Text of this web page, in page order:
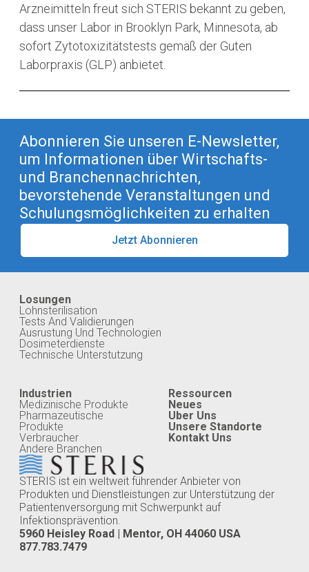
Arzneimitteln freut sich STERIS bekannt zu geben,
dass unser Labor in Brooklyn Park, Minnesota, ab
sofort Zytotoxizitätstests gemäß der Guten
Laborpraxis (GLP) anbietet.
Abonnieren Sie unseren E-Newsletter,
um Informationen über Wirtschafts-
und Branchennachrichten,
bevorstehende Veranstaltungen und
Schulungsmöglichkeiten zu erhalten
Jetzt Abonnieren
STERIS ist ein weltweit führender Anbieter von
Produkten und Dienstleistungen zur Unterstützung der
Patientenversorgung mit Schwerpunkt auf
Infektionsprävention.
5960 Heisley Road | Mentor, OH 44060 USA
877.783.7479
Losungen
Lohnsterilisation
Tests And Validierungen
Ausrustung Und Technologien
Dosimeterdienste
Technische Unterstutzung
Industrien
Medizinische Produkte
Pharmazeutische
Produkte
Verbraucher
Andere Branchen
Ressourcen
Neues
Uber Uns
Unsere Standorte
Kontakt Uns